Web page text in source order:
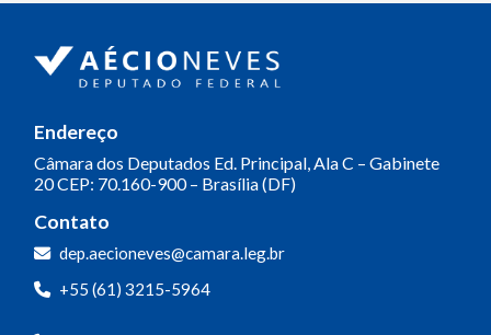
Endereço
Câmara dos Deputados Ed. Principal, Ala C – Gabinete
20CEP: 70.160-900 – Brasília (DF)
Contato
dep.aecioneves@camara.leg.br
+55 (61) 3215-5964